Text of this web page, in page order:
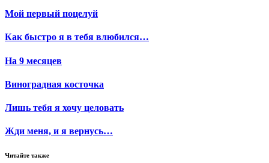
Мой первый поцелуй
Как быстро я в тебя влюбился…
На 9 месяцев
Виноградная косточка
Лишь тебя я хочу целовать
Жди меня, и я вернусь…
Читайте также